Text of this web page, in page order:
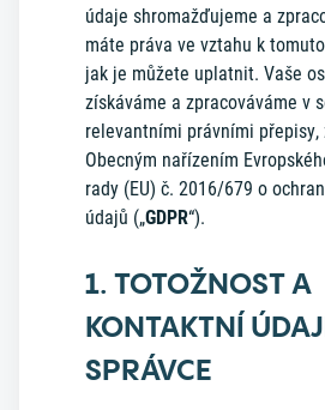
údaje shromažďujeme a
máte práva ve vztahu k
jak je můžete uplatnit. Vaše
získáváme a zpracováváme v
relevantními právními přepisy,
Obecným nařízením
rady (EU) č. 2016/679 o
údajů („GDPR“).
1. TOTOŽNOST A
KONTAKTNÍ
SPRÁVCE